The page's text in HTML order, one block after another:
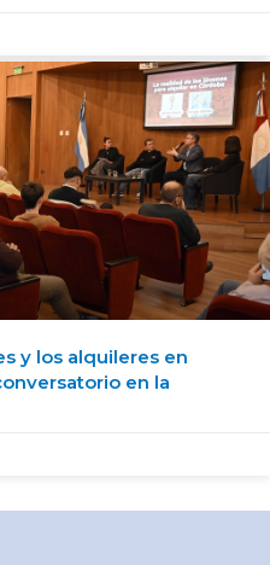
y los alquileres en
en la